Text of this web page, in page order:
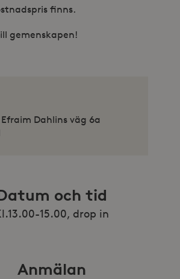
finns.
gemenskapen!
Dahlins väg 6a
och tid
Anmälan